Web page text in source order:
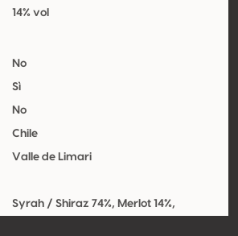
14% vol
No
Sì
No
Chile
Valle de Limari
Syrah / Shiraz 74%, Merlot 14%,